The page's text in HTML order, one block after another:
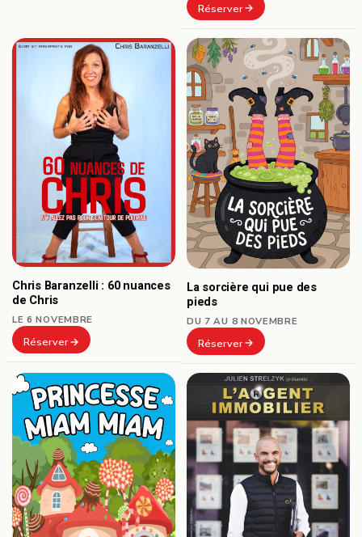
Réserver
Chris Baranzelli : 60 nuances
de Chris
LE 6 NOVEMBRE
Réserver
La sorcière qui pue des
pieds
DU 7 AU 8 NOVEMBRE
Réserver